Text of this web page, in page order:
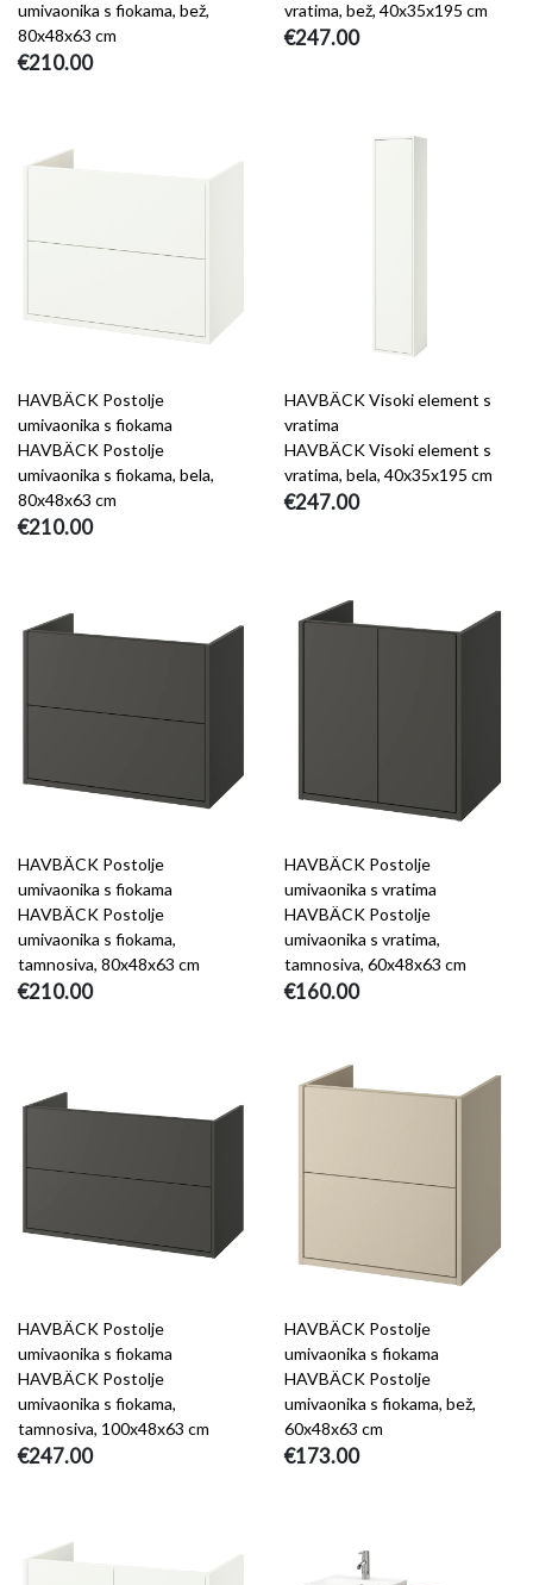
umivaonika s fiokama, bež,
80x48x63 cm
€210.00
vratima, bež, 40x35x195 cm
€247.00
HAVBÄCK Postolje
umivaonika s fiokama
HAVBÄCK Postolje
umivaonika s fiokama, bela,
80x48x63 cm
€210.00
HAVBÄCK Visoki element s
vratima
HAVBÄCK Visoki element s
vratima, bela, 40x35x195 cm
€247.00
HAVBÄCK Postolje
umivaonika s fiokama
HAVBÄCK Postolje
umivaonika s fiokama,
tamnosiva, 80x48x63 cm
€210.00
HAVBÄCK Postolje
umivaonika s vratima
HAVBÄCK Postolje
umivaonika s vratima,
tamnosiva, 60x48x63 cm
€160.00
HAVBÄCK Postolje
umivaonika s fiokama
HAVBÄCK Postolje
umivaonika s fiokama,
tamnosiva, 100x48x63 cm
€247.00
HAVBÄCK Postolje
umivaonika s fiokama
HAVBÄCK Postolje
umivaonika s fiokama, bež,
60x48x63 cm
€173.00